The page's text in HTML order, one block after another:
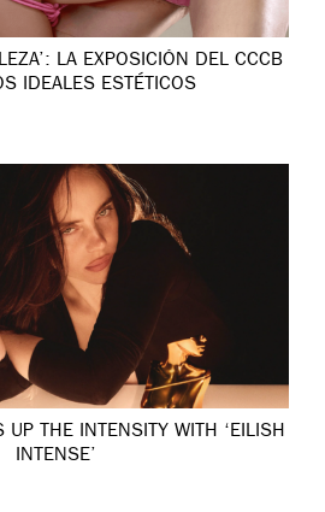
LA EXPOSICIÓN DEL CCCB
IDEALES ESTÉTICOS
UP THE INTENSITY WITH ‘EILISH
INTENSE’